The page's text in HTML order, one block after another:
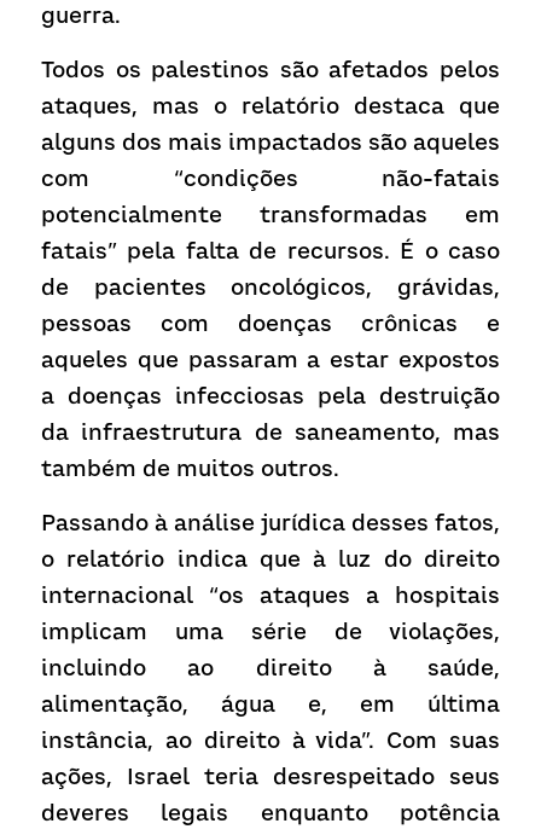
guerra.
Todos os palestinos são afetados pelos
ataques, mas o relatório destaca que
alguns dos mais impactados são aqueles
com “condições não-fatais
potencialmente transformadas em
fatais” pela falta de recursos. É o caso
de pacientes oncológicos, grávidas,
pessoas com doenças crônicas e
aqueles que passaram a estar expostos
a doenças infecciosas pela destruição
da infraestrutura de saneamento, mas
também de muitos outros.
Passando à análise jurídica desses fatos,
o relatório indica que à luz do direito
internacional “os ataques a hospitais
implicam uma série de violações,
incluindo ao direito à saúde,
alimentação, água e, em última
instância, ao direito à vida”. Com suas
ações, Israel teria desrespeitado seus
deveres legais enquanto potência